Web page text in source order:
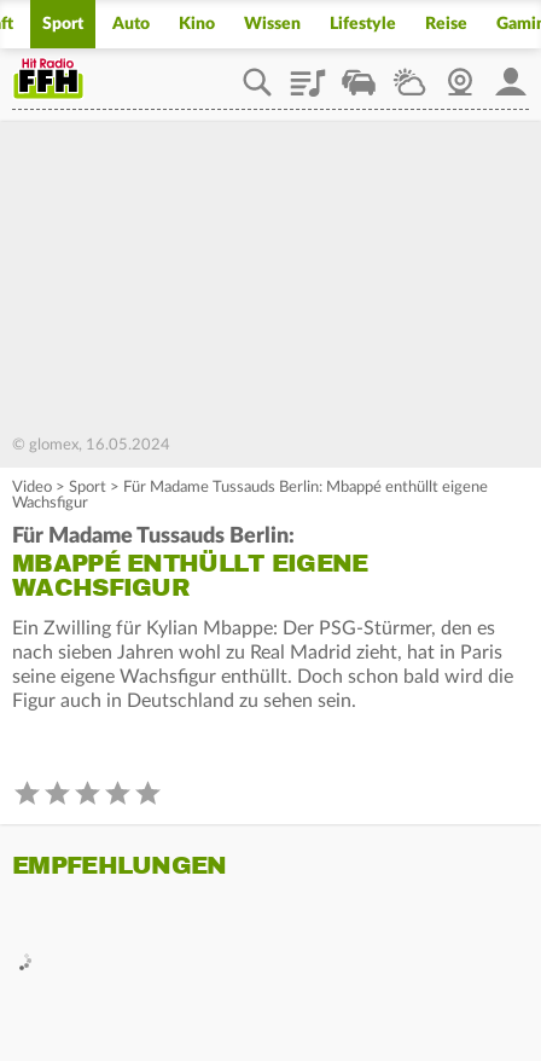
Sport Auto Kino Wissen Lifestyle Reise
PlaylistStaupilotWetterWebcam
© glomex, 16.05.2024
Video > Sport > Für Madame Tussauds Berlin: Mbappé enthüllt eigene
Wachsfigur
Für Madame Tussauds Berlin:
MBAPPÉ ENTHÜLLT EIGENE
WACHSFIGUR
Ein Zwilling für Kylian Mbappe: Der PSG-Stürmer, den es
nach sieben Jahren wohl zu Real Madrid zieht, hat in Paris
seine eigene Wachsfigur enthüllt. Doch schon bald wird die
Figur auch in Deutschland zu sehen sein.
EMPFEHLUNGEN